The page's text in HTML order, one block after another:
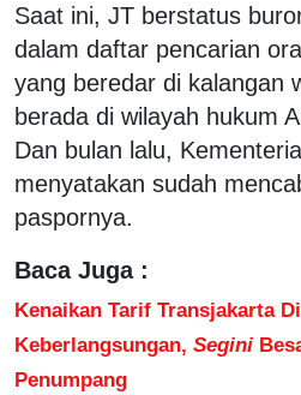
Saat ini, JT berstatus
dalam daftar pencarian
yang beredar di kalangan
berada di wilayah hukum
Dan bulan lalu,
menyatakan sudah
paspornya.
Baca Juga :
Kenaikan Tarif Transjakarta
Keberlangsungan, Segini
Penumpang